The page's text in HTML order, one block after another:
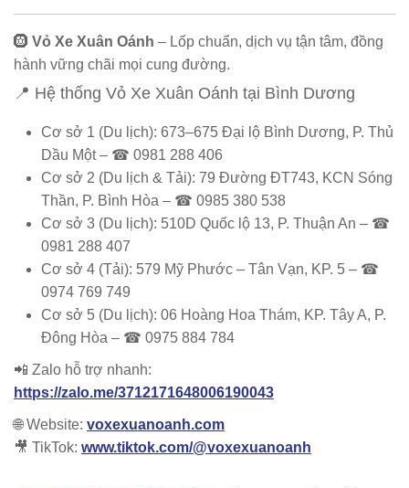
🛞 Vỏ Xe Xuân Oánh – Lốp chuẩn, dịch vụ tận tâm, đồng
hành vững chãi mọi cung đường.
📍 Hệ thống Vỏ Xe Xuân Oánh tại Bình Dương
Cơ sở 1 (Du lịch): 673–675 Đại lộ Bình Dương, P. Thủ
Dầu Một – ☎ 0981 288 406
Cơ sở 2 (Du lịch & Tải): 79 Đường ĐT743, KCN Sóng
Thần, P. Bình Hòa – ☎ 0985 380 538
Cơ sở 3 (Du lịch): 510D Quốc lộ 13, P. Thuận An – ☎
0981 288 407
Cơ sở 4 (Tải): 579 Mỹ Phước – Tân Vạn, KP. 5 – ☎
0974 769 749
Cơ sở 5 (Du lịch): 06 Hoàng Hoa Thám, KP. Tây A, P.
Đông Hòa – ☎ 0975 884 784
📲 Zalo hỗ trợ nhanh:
https://zalo.me/3712171648006190043
🌐 Website: voxexuanoanh.com
🎥 TikTok: www.tiktok.com/@voxexuanoanh